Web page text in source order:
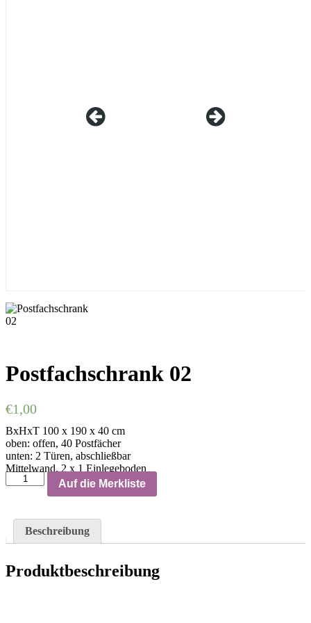
Postfachschrank 02
€1,00
BxHxT 100 x 190 x 40 cm
oben: offen, 40 Postfächer
unten: 2 Türen, abschließbar
Mittelwand, 2 x 1 Einlegeboden
Auf die Merkliste
Beschreibung
Produktbeschreibung